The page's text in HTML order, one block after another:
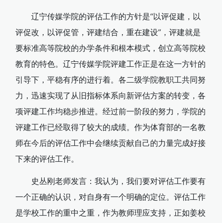
辽宁传媒学院的评估工作的方针是“以评促建，以
评促改，以评促管，评建结合，重在建设”，评建就是
要标准高等院校的办学条件和根本模式，创立高等院校
教育的特色。辽宁传媒学院评建工作正是在这一方针的
引导下，平稳有序的进行着。各二级学院教职工共同努
力，迅速实现了从旧指标体系向新评估方案的转变，各
项评建工作均稳步推进。经过前一阶段的努力，学院的
评建工作已经取得了较大的成绩。作为体育部的一名教
师在今后的评估工作中会继续贡献自己的力量完成好接
下来的评估工作。
史丛刚老师发言：我认为，我们要对评估工作要有
一个正确的认识，对自身有一个明确的定位。评估工作
是学校工作的重中之重，作为教师理应支持，正如姜校